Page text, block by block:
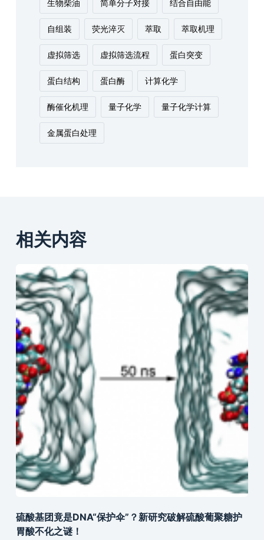
生物柴油 简单分子对接 结合自由能
自组装 荧光淬灭 萃取 萃取机理
虚拟筛选 虚拟筛选流程 蛋白突变
蛋白结构 蛋白酶 计算化学
酶催化机理 量子化学 量子化学计算
金属蛋白处理
相关内容
硫酸基团竟是DNA“保护伞”？新研究破解硫酸葡聚糖护
胃酸不化之谜！